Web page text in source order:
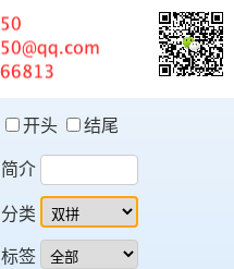
开头
结尾
简介
分类
标签